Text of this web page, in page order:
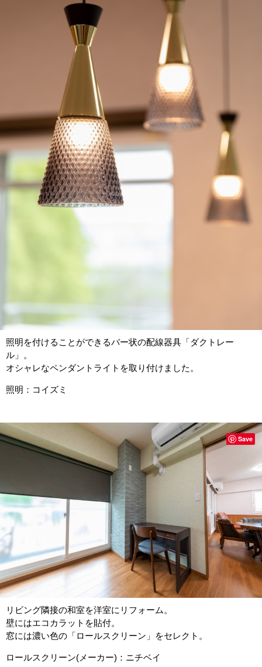
照明を付けることができるバー状の配線器具「ダクトレー
ル」。
オシャレなペンダントライトを取り付けました。
照明：コイズミ
リビング隣接の和室を洋室にリフォーム。
壁にはエコカラットを貼付。
窓には濃い色の「ロールスクリーン」をセレクト。
ロールスクリーン(メーカー)：ニチベイ
Save